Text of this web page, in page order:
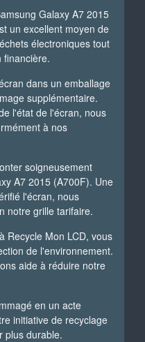
Galaxy A7 2015
un excellent moyen de
électroniques tout
financière.
dans un emballage
supplémentaire.
l'état de l'écran, nous
à nos
soigneusement
A7 2015 (A700F). Une
l'écran, nous
notre grille tarifaire.
Recycle Mon LCD, vous
de l'environnement.
aide à réduire notre
en un acte
initiative de recyclage
plus durable.